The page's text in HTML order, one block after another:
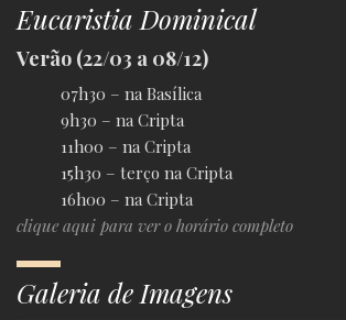
Eucaristia Dominical
Verão (22/03 a 08/12)
07h30 – na Basílica
9h30 – na Cripta
11h00 – na Cripta
15h30 – terço na Cripta
16h00 – na Cripta
clique aqui para ver o horário completo
Galeria de Imagens